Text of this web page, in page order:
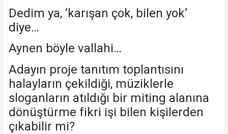
Dedim ya, ‘karışan çok, bilen yok’
diye…
Aynen böyle vallahi…
Adayın proje tanıtım toplantısını
halayların çekildiği, müziklerle
sloganların atıldığı bir miting alanına
dönüştürme fikri işi bilen kişilerden
çıkabilir mi?